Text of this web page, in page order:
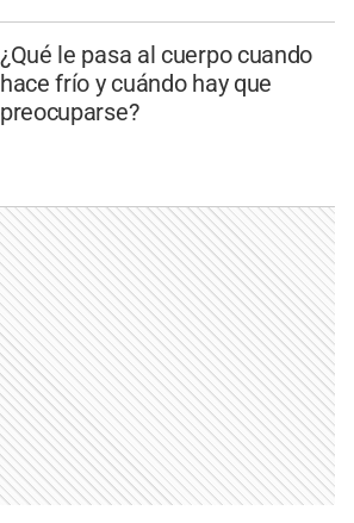
¿Qué le pasa al cuerpo cuando
hace frío y cuándo hay que
preocuparse?